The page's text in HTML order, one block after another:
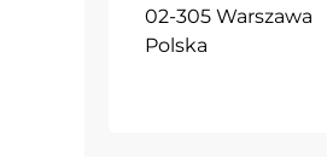
02-305 Warszawa
Polska